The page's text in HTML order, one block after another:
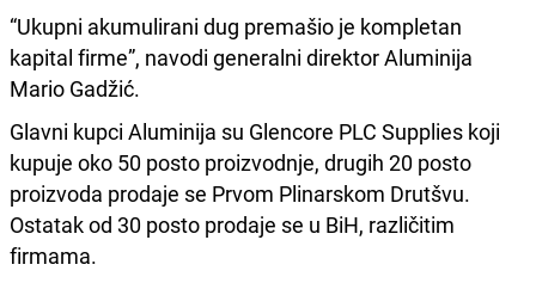
“Ukupni akumulirani dug premašio je kompletan
kapital firme”, navodi generalni direktor Aluminija
Mario Gadžić.
Glavni kupci Aluminija su Glencore PLC Supplies koji
kupuje oko 50 posto proizvodnje, drugih 20 posto
proizvoda prodaje se Prvom Plinarskom Drutšvu.
Ostatak od 30 posto prodaje se u BiH, različitim
firmama.